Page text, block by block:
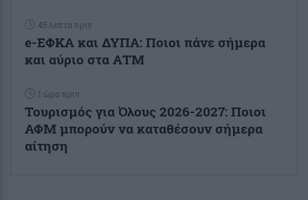
45 λεπτά πριν
e-ΕΦΚΑ και ΔΥΠΑ: Ποιοι πάνε σήμερα
και αύριο στα ΑΤΜ
1 ώρα πριν
Τουρισμός για Όλους 2026-2027: Ποιοι
ΑΦΜ μπορούν να καταθέσουν σήμερα
αίτηση